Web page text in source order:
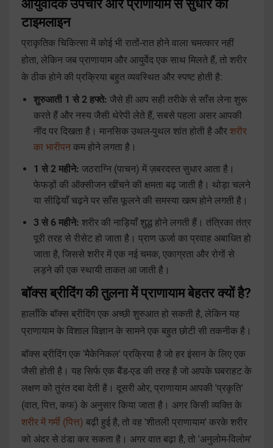
आयुर्वेदिक उपचार और प्राणायाम से सुधार का
टाइमलाइन
प्राकृतिक चिकित्सा में कोई भी रातों-रात होने वाला चमत्कार नहीं
होता, लेकिन जब प्राणायाम और आयुर्वेद एक साथ मिलते हैं, तो शरीर
के ठीक होने की प्रक्रिया बहुत व्यवस्थित और स्पष्ट होती है:
शुरुआती 1 से 2 हफ्ते: जैसे ही आप सही तरीके से साँस लेना शुरू
करते हैं और नस्य जैसी थेरेपी लेते हैं, सबसे पहला असर आपकी
नींद पर दिखता है। मानसिक उथल-पुथल शांत होती है और शरीर
का भारीपन कम होने लगता है।
1 से 2 महीने: जठराग्नि (पाचन) में ज़बरदस्त सुधार आता है।
फेफड़ों की ऑक्सीजन खींचने की क्षमता बढ़ जाती है। थोड़ा चलने
या सीढ़ियाँ चढ़ने पर साँस फूलने की समस्या खत्म होने लगती है।
3 से 6 महीने: शरीर की नाड़ियाँ शुद्ध होने लगती हैं। तंत्रिका तंत्र
पूरी तरह से रीसेट हो जाता है। प्राण ऊर्जा का प्रवाह अबाधित हो
जाता है, जिससे शरीर में एक नई चमक, एकाग्रता और रोगों से
लड़ने की एक स्थायी ताकत आ जाती है।
बॉक्स ब्रीदिंग की तुलना में प्राणायाम बेहतर क्यों है?
हालाँकि बॉक्स ब्रीदिंग एक अच्छी शुरुआत हो सकती है, लेकिन यह
प्राणायाम के विशाल विज्ञान के सामने एक बहुत छोटी सी तकनीक है।
बॉक्स ब्रीदिंग एक 'मैकेनिकल' प्रक्रिया है जो हर इंसान के लिए एक
जैसी होती है। यह सिर्फ एक बैंड-एड की तरह है जो आपके घबराहट के
लक्षण को तुरंत दबा देती है। दूसरी ओर, प्राणायाम आपकी 'प्रकृति'
(वात, पित्त, कफ) के अनुसार किया जाता है। अगर किसी व्यक्ति के
शरीर में गर्मी (पित्त) बढ़ी हुई है, तो वह 'शीतली प्राणायाम' करके शरीर
को अंदर से ठंडा कर सकता है। अगर वात बढ़ा है, तो 'अनुलोम-विलोम'